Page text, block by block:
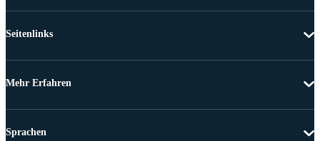
Seitenlinks
Mehr Erfahren
Sprachen